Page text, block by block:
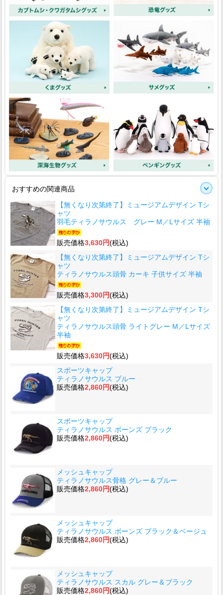
おすすめの関連商品
【無くなり次第終了】ミュージアムデザイン Tシ
ャツ
羽毛ティラノサウルス グレー M／Lサイズ 半袖
販売価格3,630円(税込)
【無くなり次第終了】ミュージアムデザイン Tシ
ャツ
ティラノサウルス頭骨 カーキ 子供サイズ 半袖
販売価格3,300円(税込)
【無くなり次第終了】ミュージアムデザイン Tシ
ャツ
ティラノサウルス頭骨 ライトグレー M／Lサイズ
半袖
販売価格3,630円(税込)
スポーツキャップ
ティラノサウルス ブルー
販売価格2,860円(税込)
スポーツキャップ
ティラノサウルス ボーンズ ブラック
販売価格2,860円(税込)
メッシュキャップ
ティラノサウルス骨格 グレー＆ブルー
販売価格2,860円(税込)
メッシュキャップ
ティラノサウルス ボーンズ ブラック＆ベージュ
販売価格2,860円(税込)
メッシュキャップ
ティラノサウルス スカル グレー＆ブラック
販売価格2,860円(税込)